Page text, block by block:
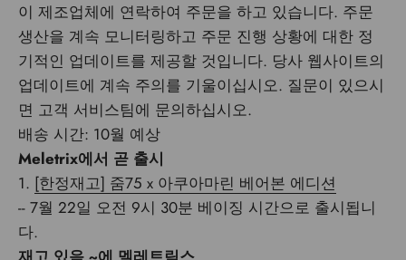
이 제조업체에 연락하여 주문을 하고 있습니다. 주문
생산을 계속 모니터링하고 주문 진행 상황에 대한 정
기적인 업데이트를 제공할 것입니다. 당사 웹사이트의
업데이트에 계속 주의를 기울이십시오. 질문이 있으시
면 고객 서비스팀에 문의하십시오.
배송 시간: 10월 예상
Meletrix에서 곧 출시
1. [한정재고] 줌75 x 아쿠아마린 베어본 에디션
-- 7월 22일 오전 9시 30분 베이징 시간으로 출시됩니
다.